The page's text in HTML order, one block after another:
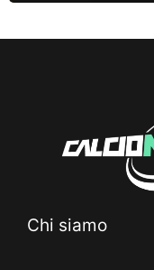
Chi siamo